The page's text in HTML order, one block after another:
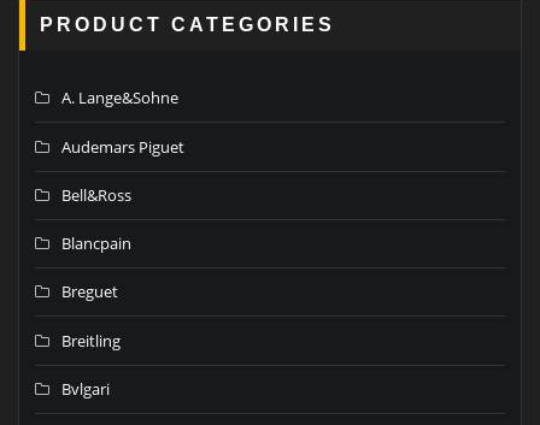
PRODUCT CATEGORIES
A. Lange&Sohne
Audemars Piguet
Bell&Ross
Blancpain
Breguet
Breitling
Bvlgari